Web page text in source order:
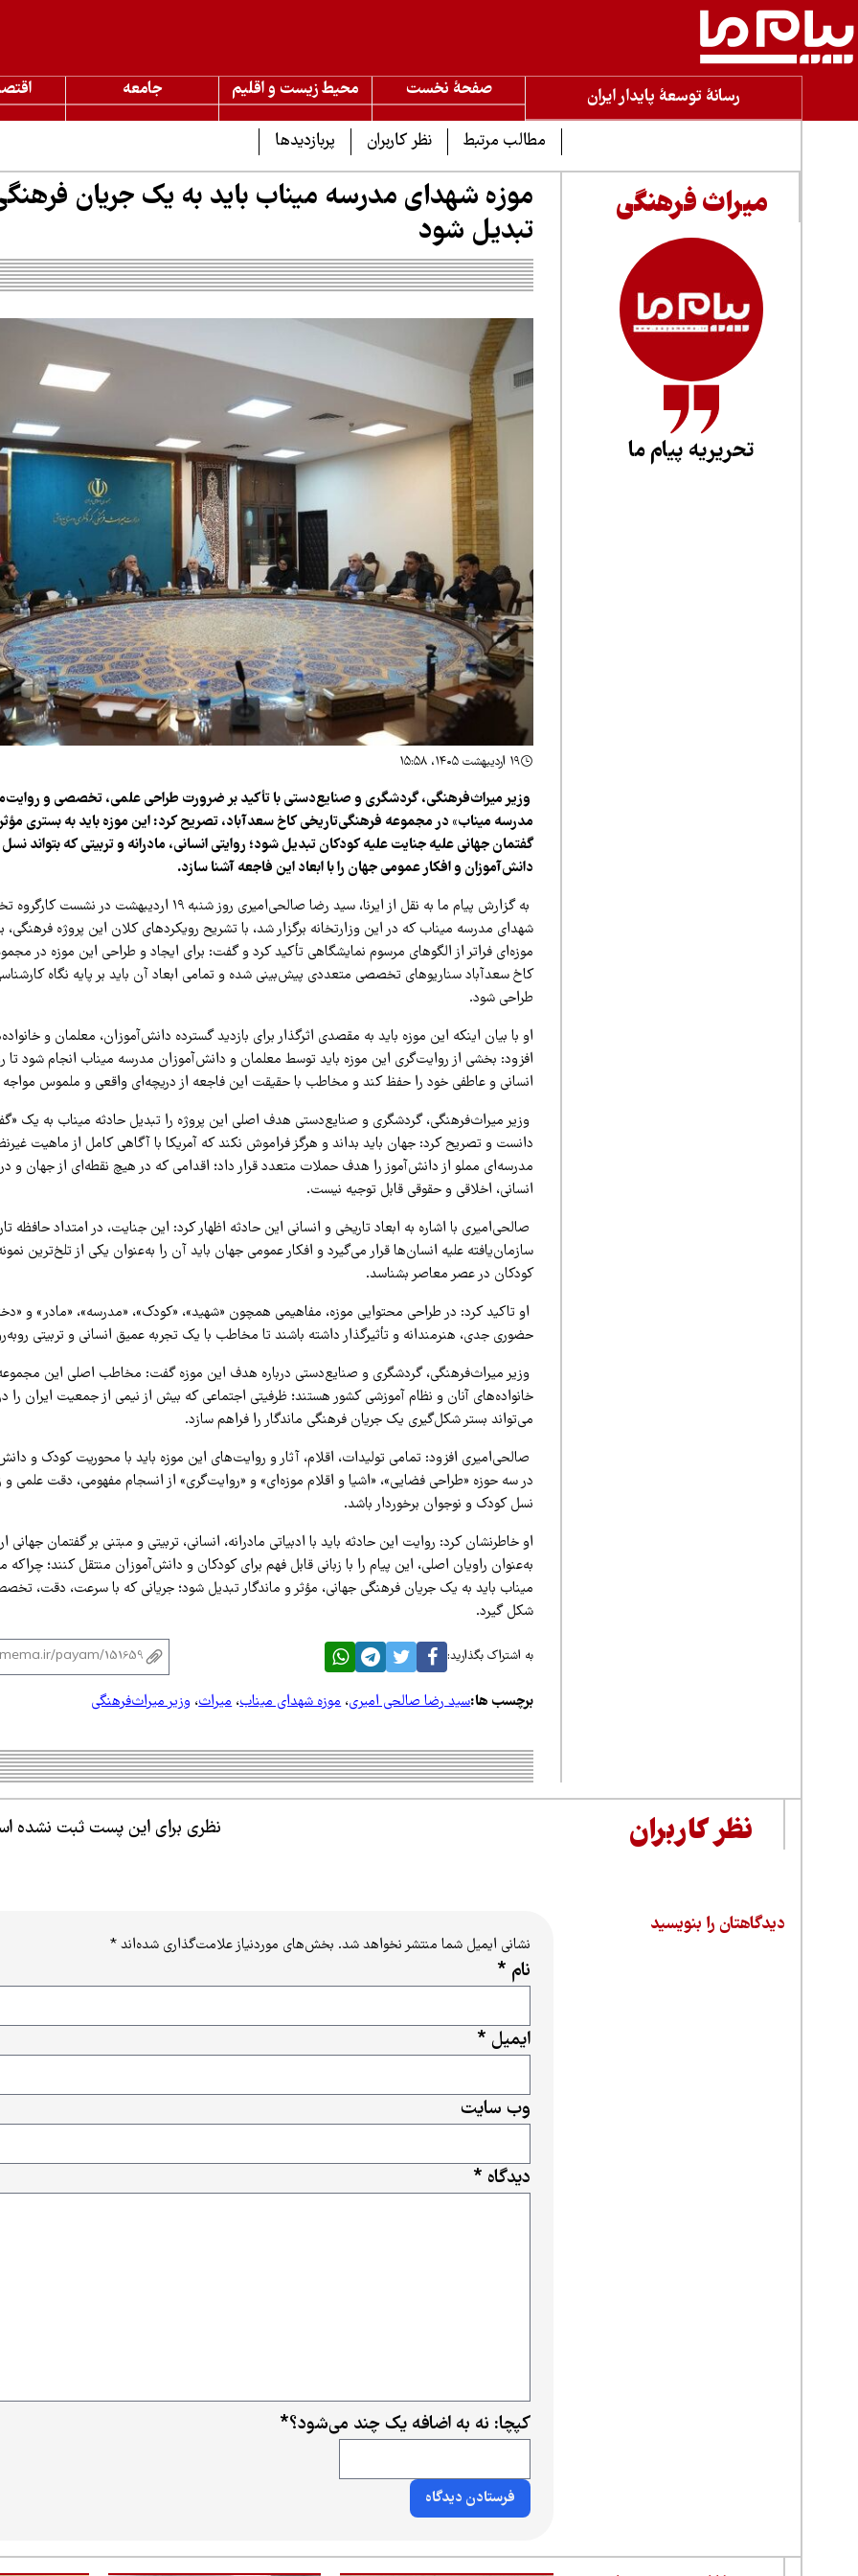
رسانۀ توسعۀ پایدار ایران صفحۀ نخست محیط زیست و اقلیم جامعه
مطالب مرتبط نظر کاربران پربازدیدها
میراث فرهنگی
تحریریه پیام ما
موزه شهدای مدرسه میناب باید به یک جریان
تبدیل شود
۱۹ اردیبهشت ۱۴۰۵، ۱۵:۵۸
وزیر میراث‌فرهنگی، گردشگری و صنایع‌دستی با تأکید بر ضرورت طراحی علمی، تخصصی و
مدرسه میناب» در مجموعه فرهنگی‌تاریخی کاخ سعدآباد، تصریح کرد: این موزه باید به بستری
گفتمان جهانی علیه جنایت علیه کودکان تبدیل شود؛ روایتی انسانی، مادرانه و تربیتی که بتواند
دانش‌آموزان و افکار عمومی جهان را با ابعاد این فاجعه آشنا سازد.
به گزارش پیام ما به نقل از ایرنا، سید رضا صالحی‌امیری روز شنبه ۱۹
شهدای مدرسه میناب که در این وزارتخانه برگزار شد، با تشریح رویکردهای کلان این پروژه
موزه‌ای فراتر از الگوهای مرسوم نمایشگاهی تأکید کرد و گفت: برای ایجاد و طراحی این موزه در
کاخ سعدآباد سناریوهای تخصصی متعددی پیش‌بینی شده و تمامی ابعاد آن باید بر پایه نگاه
طراحی شود.
او با بیان اینکه این موزه باید به مقصدی اثرگذار برای بازدید گسترده دانش‌آموزان، معلمان و
افزود: بخشی از روایت‌گری این موزه باید توسط معلمان و دانش‌آموزان مدرسه میناب انجام شود تا
انسانی و عاطفی خود را حفظ کند و مخاطب با حقیقت این فاجعه از دریچه‌ای واقعی و ملموس
وزیر میراث‌فرهنگی، گردشگری و صنایع‌دستی هدف اصلی این پروژه را تبدیل حادثه میناب به یک
دانست و تصریح کرد: جهان باید بداند و هرگز فراموش نکند که آمریکا با آگاهی کامل از ماهیت
مدرسه‌ای مملو از دانش‌آموز را هدف حملات متعدد قرار داد؛ اقدامی که در هیچ نقطه‌ای از جهان و
انسانی، اخلاقی و حقوقی قابل توجیه نیست.
صالحی‌امیری با اشاره به ابعاد تاریخی و انسانی این حادثه اظهار کرد: این جنایت، در امتداد حافظه
سازمان‌یافته علیه انسان‌ها قرار می‌گیرد و افکار عمومی جهان باید آن را به‌عنوان یکی از تلخ‌ترین
کودکان در عصر معاصر بشناسد.
او تاکید کرد: در طراحی محتوایی موزه، مفاهیمی همچون «شهید»، «کودک»، «مدرسه»، «مادر» و
حضوری جدی، هنرمندانه و تأثیرگذار داشته باشند تا مخاطب با یک تجربه عمیق انسانی و تربیتی
وزیر میراث‌فرهنگی، گردشگری و صنایع‌دستی درباره هدف این موزه گفت: مخاطب اصلی این
خانواده‌های آنان و نظام آموزشی کشور هستند؛ ظرفیتی اجتماعی که بیش از نیمی از جمعیت ایران را
می‌تواند بستر شکل‌گیری یک جریان فرهنگی ماندگار را فراهم سازد.
صالحی‌امیری افزود: تمامی تولیدات، اقلام، آثار و روایت‌های این موزه باید با محوریت کودک و
در سه حوزه «طراحی فضایی»، «اشیا و اقلام موزه‌ای» و «روایت‌گری» از انسجام مفهومی، دقت علمی و
نسل کودک و نوجوان برخوردار باشد.
او خاطرنشان کرد: روایت این حادثه باید با ادبیاتی مادرانه، انسانی، تربیتی و مبتنی بر گفتمان جهانی
به‌عنوان راویان اصلی، این پیام را با زبانی قابل فهم برای کودکان و دانش‌آموزان منتقل کنند؛
میناب باید به یک جریان فرهنگی جهانی، مؤثر و ماندگار تبدیل شود؛ جریانی که با سرعت، دقت،
شکل گیرد.
به اشتراک بگذارید:
برچسب ها:سید رضا صالحی امیری،موزه شهدای میناب،میراث، وزیر میراث‌فرهنگی
نظر کاربران نظری برای این پست ثبت نشده
دیدگاهتان را بنویسید
نشانی ایمیل شما منتشر نخواهد شد. بخش‌های موردنیاز علامت‌گذاری شده‌اند*
دیدگاه *
نام *
ایمیل *
وب‌ سایت
کپچا: نه به اضافه یک چند می‌شود؟*